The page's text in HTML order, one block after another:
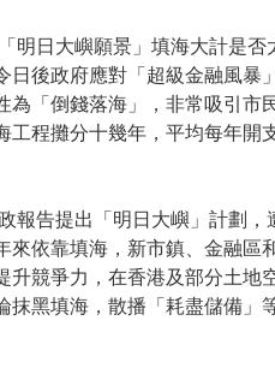
明日大嶼願景」填海大計是否
後政府應對「超級金融風暴
「倒錢落海」，非常吸引市
程攤分十幾年，平均每年開
報告提出「明日大嶼」計劃
依靠填海，新市鎮、金融區
競爭力，在香港及部分土地
黑填海，散播「耗盡儲備」